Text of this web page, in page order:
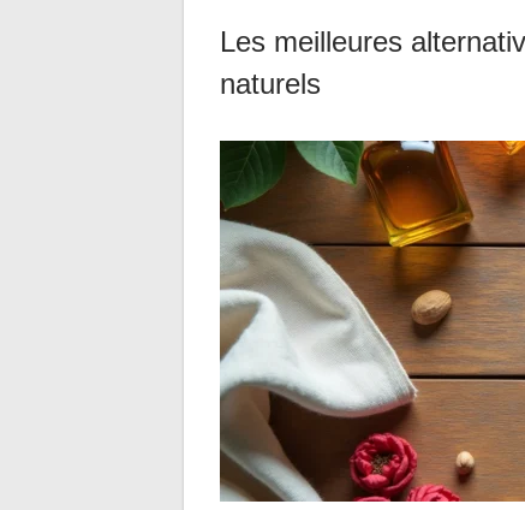
Les meilleures
naturels